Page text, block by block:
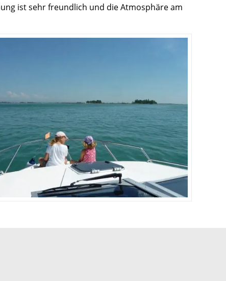
ist sehr freundlich und die Atmosphäre am